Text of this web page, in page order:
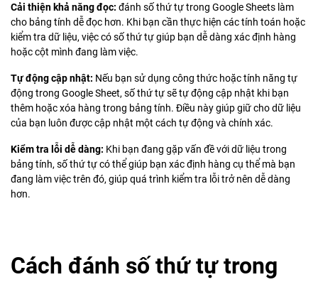
Cải thiện khả năng đọc: đánh số thứ tự trong Google Sheets làm
cho bảng tính dễ đọc hơn. Khi bạn cần thực hiện các tính toán hoặc
kiểm tra dữ liệu, việc có số thứ tự giúp bạn dễ dàng xác định hàng
hoặc cột mình đang làm việc.
Tự động cập nhật: Nếu bạn sử dụng công thức hoặc tính năng tự
động trong Google Sheet, số thứ tự sẽ tự động cập nhật khi bạn
thêm hoặc xóa hàng trong bảng tính. Điều này giúp giữ cho dữ liệu
của bạn luôn được cập nhật một cách tự động và chính xác.
Kiểm tra lỗi dễ dàng: Khi bạn đang gặp vấn đề với dữ liệu trong
bảng tính, số thứ tự có thể giúp bạn xác định hàng cụ thể mà bạn
đang làm việc trên đó, giúp quá trình kiểm tra lỗi trở nên dễ dàng
hơn.
Cách đánh số thứ tự trong